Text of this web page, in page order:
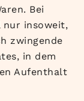
Bei
nur insoweit,
zwingende
in dem
Aufenthalt